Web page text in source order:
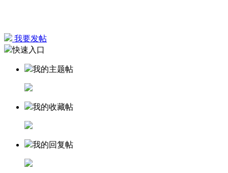
我要发帖
快速入口
我的主题帖
我的收藏帖
我的回复帖